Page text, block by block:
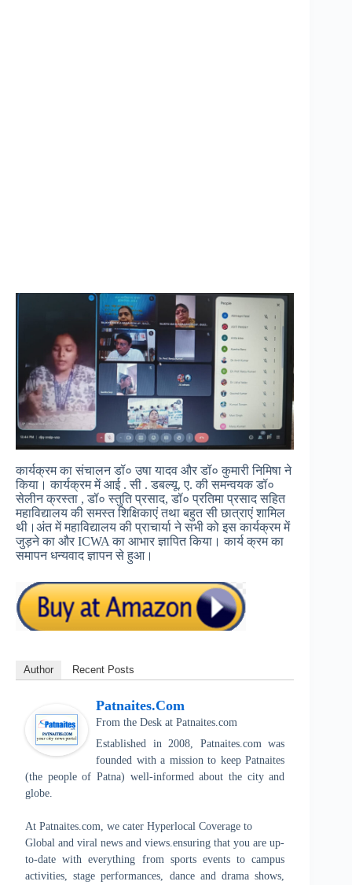
कार्यक्रम का संचालन डॉ० उषा यादव और डॉ० कुमारी निमिषा ने
किया। कार्यक्रम में आई . सी . डबल्यू. ए. की समन्वयक डॉ०
सेलीन क्रस्ता , डॉ० स्तुति प्रसाद, डॉ० प्रतिमा प्रसाद सहित
महाविद्यालय की समस्त शिक्षिकाएं तथा बहुत सी छात्राएं शामिल
थी।अंत में महाविद्यालय की प्राचार्या ने सभी को इस कार्यक्रम में
जुड़ने का और ICWA का आभार ज्ञापित किया। कार्य क्रम का
समापन धन्यवाद ज्ञापन से हुआ।
Author Recent Posts
Patnaites.com
From the Desk at Patnaites.com
Established in 2008, Patnaites.com was
founded with a mission to keep Patnaites
(the people of Patna) well-informed about the city and
globe.
At Patnaites.com, we cater Hyperlocal Coverage to
Global and viral news and views.ensuring that you are up-
to-date with everything from sports events to campus
activities, stage performances, dance and drama shows,